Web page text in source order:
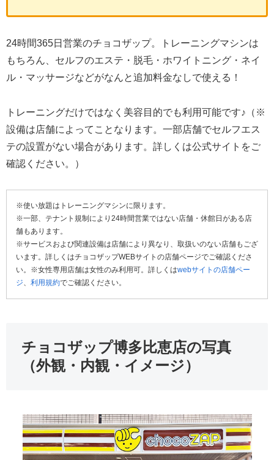
24時間365日営業のチョコザップ。トレーニングマシンは
もちろん、セルフのエステ・脱毛・ホワイトニング・ネイ
ル・マッサージなどがなんと追加料金なしで使える！
トレーニングだけではなく美容目的でも利用可能です♪（※
設備は店舗によってことなります。一部店舗でセルフエス
テの設置がない場合があります。詳しくは公式サイトをご
確認ください。）
※使い放題はトレーニングマシンに限ります。
※一部、テナント規制により24時間営業ではない店舗・休館日がある店
舗もあります。
※サービスおよび関連設備は店舗により異なり、取扱いのない店舗もござ
います。詳しくはチョコザップWEBサイトの店舗ページでご確認くださ
い。※女性専用店舗は女性のみ利用可。詳しくはwebサイトの店舗ペー
ジ、 利用規約でご確認ください。
チョコザップ博多比恵店の写真
（外観・内観・イメージ）